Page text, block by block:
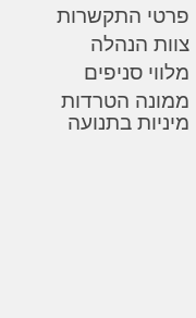
פרטי התקשרות
צוות הנהלה
מלווי סניפים
ממונה הטרדות
מיניות בתנועה